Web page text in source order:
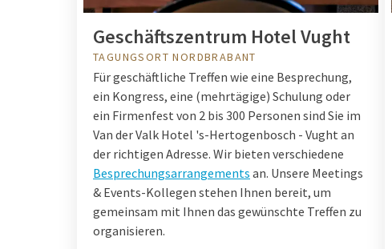
Geschäftszentrum Hotel Vught
TAGUNGSORT NORDBRABANT
Für geschäftliche Treffen wie eine Besprechung,
ein Kongress, eine (mehrtägige) Schulung oder
ein Firmenfest von 2 bis 300 Personen sind Sie im
Van der Valk Hotel 's-Hertogenbosch - Vught an
der richtigen Adresse. Wir bieten verschiedene
Besprechungsarrangements an. Unsere Meetings
& Events-Kollegen stehen Ihnen bereit, um
gemeinsam mit Ihnen das gewünschte Treffen zu
organisieren.